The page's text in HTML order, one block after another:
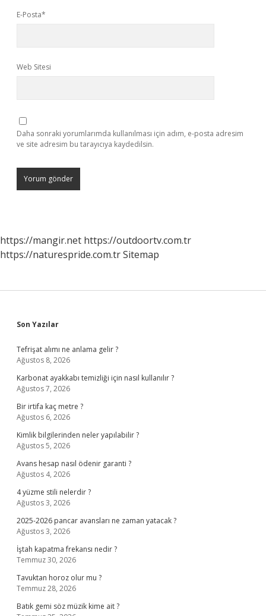
E-Posta*
Web Sitesi
Daha sonraki yorumlarımda kullanılması için adım, e-posta adresim
ve site adresim bu tarayıcıya kaydedilsin.
https://mangir.net https://outdoortv.com.tr
https://naturespride.com.trSitemap
Sidebar
Son Yazılar
Tefrişat alımı ne anlama gelir ?
Ağustos 8, 2026
Karbonat ayakkabı temizliği için nasıl kullanılır ?
Ağustos 7, 2026
Bir irtifa kaç metre ?
Ağustos 6, 2026
Kimlik bilgilerinden neler yapılabilir ?
Ağustos 5, 2026
Avans hesap nasıl ödenir garanti ?
Ağustos 4, 2026
4 yüzme stili nelerdir ?
Ağustos 3, 2026
2025-2026 pancar avansları ne zaman yatacak ?
Ağustos 3, 2026
İştah kapatma frekansı nedir ?
Temmuz 30, 2026
Tavuktan horoz olur mu ?
Temmuz 28, 2026
Batık gemi söz müzik kime ait ?